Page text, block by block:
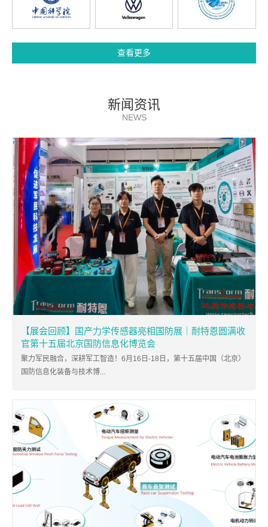
查看更多
新闻资讯
NEWS
【展会回顾】国产力学传感器亮相国防展｜耐特恩圆满收
官第十五届北京国防信息化博览会
聚力军民融合，深耕军工智造！6月16日-18日，第十五届中国（北京）
国防信息化装备与技术博...